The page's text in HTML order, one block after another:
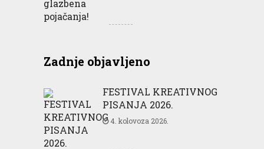
Zadnje objavljeno
FESTIVAL KREATIVNOG
PISANJA 2026.
4. kolovoza 2026.